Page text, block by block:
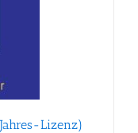
Lizenz)